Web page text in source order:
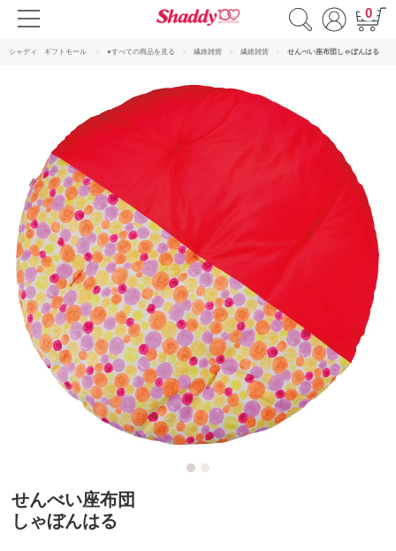
0
シャディ ギフトモール ●すべての商品を見る 繊維雑貨 繊維雑貨 せんべい座布団しゃぼんはる
せんべい座布団
しゃぼんはる